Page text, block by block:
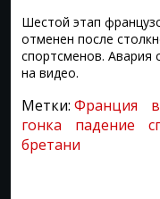
Шестой этап
отменен после
спортсменов. Авария
на видео.
Метки: Франция
гонка
падение
бретани